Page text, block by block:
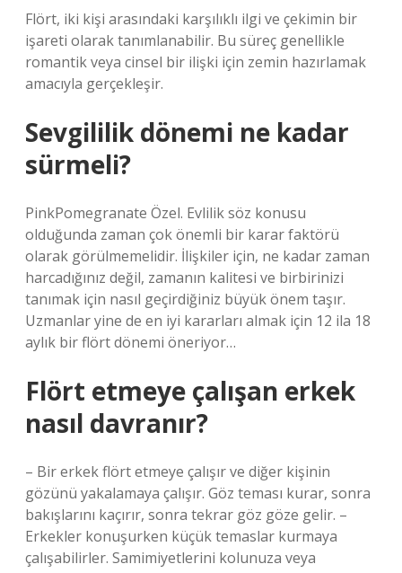
Flört, iki kişi arasındaki karşılıklı ilgi ve çekimin bir
işareti olarak tanımlanabilir. Bu süreç genellikle
romantik veya cinsel bir ilişki için zemin hazırlamak
amacıyla gerçekleşir.
Sevgililik dönemi ne kadar
sürmeli?
PinkPomegranate Özel. Evlilik söz konusu
olduğunda zaman çok önemli bir karar faktörü
olarak görülmemelidir. İlişkiler için, ne kadar zaman
harcadığınız değil, zamanın kalitesi ve birbirinizi
tanımak için nasıl geçirdiğiniz büyük önem taşır.
Uzmanlar yine de en iyi kararları almak için 12 ila 18
aylık bir flört dönemi öneriyor…
Flört etmeye çalışan erkek
nasıl davranır?
– Bir erkek flört etmeye çalışır ve diğer kişinin
gözünü yakalamaya çalışır. Göz teması kurar, sonra
bakışlarını kaçırır, sonra tekrar göz göze gelir. –
Erkekler konuşurken küçük temaslar kurmaya
çalışabilirler. Samimiyetlerini kolunuza veya